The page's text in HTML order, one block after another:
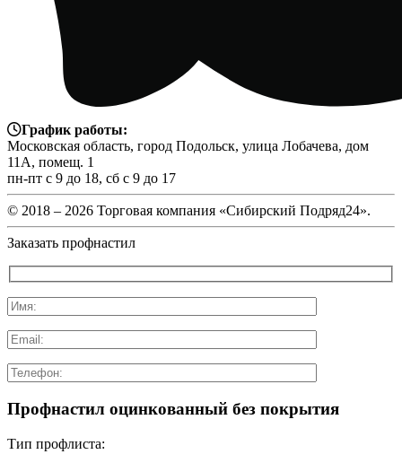
График работы:
Московская область, город Подольск, улица Лобачева, дом
11А, помещ. 1
пн-пт с 9 до 18, сб с 9 до 17
© 2018 – 2026 Торговая компания «Сибирский Подряд24».
Заказать профнастил
Профнастил оцинкованный без покрытия
Тип профлиста: